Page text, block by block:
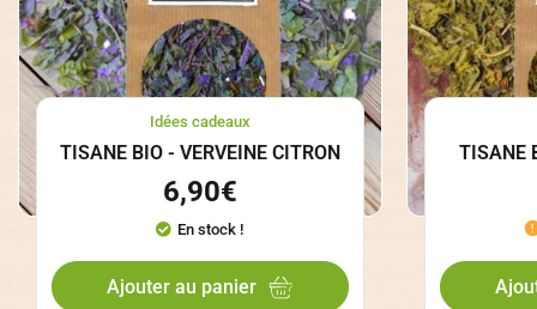
Idées cadeaux
TISANE BIO - VERVEINE CITRON
6,90€
En stock !
Ajouter au panier
TISANE